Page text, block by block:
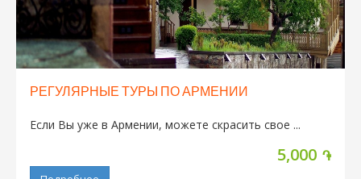
РЕГУЛЯРНЫЕ ТУРЫ ПО АРМЕНИИ
Если Вы уже в Армении, можете скрасить свое ...
5,000 ֏